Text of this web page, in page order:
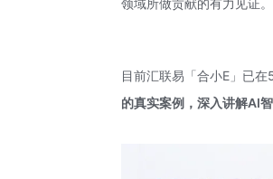
目前汇联易「合小E」已
的真实案例，深入讲解AI